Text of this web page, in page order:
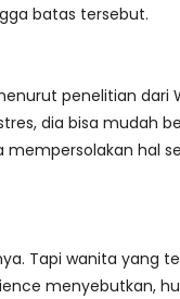
batas tersebut.
penelitian dari
dia bisa mudah
hal
Tapi wanita yang
menyebutkan,